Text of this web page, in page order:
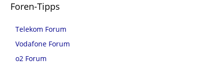
Foren-Tipps
Telekom Forum
Vodafone Forum
o2 Forum